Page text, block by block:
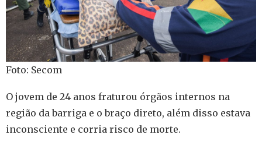
Foto: Secom
O jovem de 24 anos fraturou órgãos internos na
região da barriga e o braço direto, além disso estava
inconsciente e corria risco de morte.